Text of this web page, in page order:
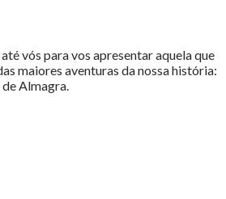
vós para vos apresentar aquela que
maiores aventuras da nossa história:
Almagra.